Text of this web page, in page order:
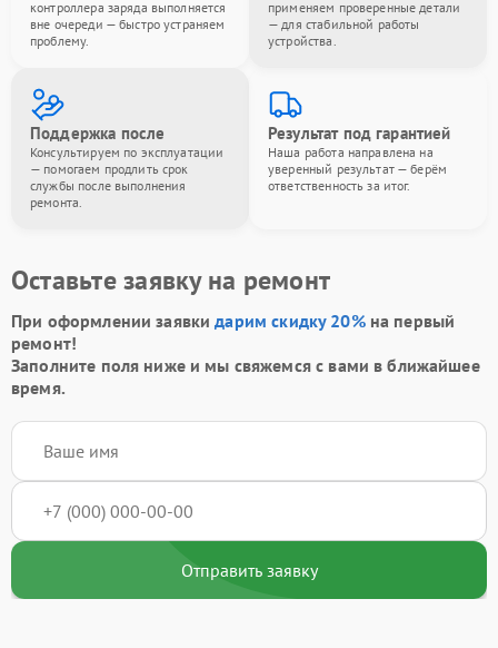
контроллера заряда выполняется
вне очереди — быстро устраняем
проблему.
применяем проверенные детали
— для стабильной работы
устройства.
Поддержка после
Консультируем по эксплуатации
— помогаем продлить срок
службы после выполнения
ремонта.
Результат под гарантией
Наша работа направлена на
уверенный результат — берём
ответственность за итог.
Оставьте заявку на ремонт
При оформлении заявкидарим скидку 20%на первый
ремонт!
Заполните поля ниже и мы свяжемся с вами в ближайшее
время.
Отправить заявку